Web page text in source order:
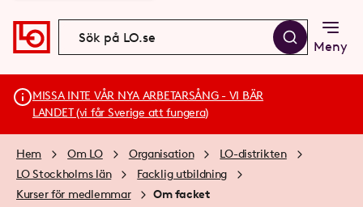
Meny
MISSA INTE VÅR NYA ARBETARSÅNG - VI BÄR
LANDET (vi får Sverige att fungera)
Hem Om LO Organisation
LO-distrikten
LO Stockholms län
Facklig utbildning
Kurser för medlemmar
Om facket